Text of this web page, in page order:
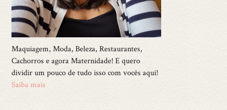
Maquiagem, Moda, Beleza, Restaurantes,
Cachorros e agora Maternidade! E quero
dividir um pouco de tudo isso com vocês aqui!
Saiba mais